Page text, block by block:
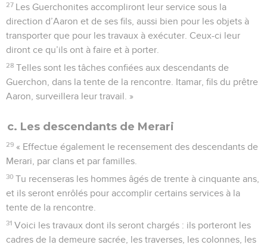
27 Les Guerchonites accompliront leur service sous la
direction d’Aaron et de ses fils, aussi bien pour les objets à
transporter que pour les travaux à exécuter. Ceux-ci leur
diront ce qu’ils ont à faire et à porter.
28 Telles sont les tâches confiées aux descendants de
Guerchon, dans la tente de la rencontre. Itamar, fils du prêtre
Aaron, surveillera leur travail. »
c. Les descendants de Merari
29 « Effectue également le recensement des descendants de
Merari, par clans et par familles.
30 Tu recenseras les hommes âgés de trente à cinquante ans,
et ils seront enrôlés pour accomplir certains services à la
tente de la rencontre.
31 Voici les travaux dont ils seront chargés : ils porteront les
cadres de la demeure sacrée, les traverses, les colonnes, les